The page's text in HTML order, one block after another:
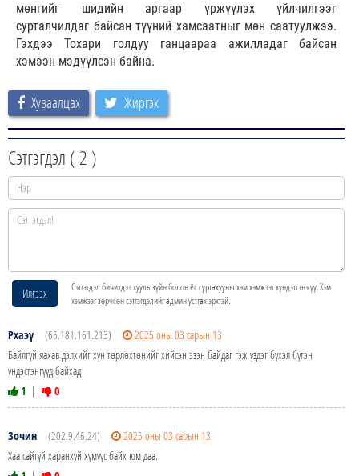
мөнгийг шидийн аргаар үржүүлэх үйлчилгээг
сурталчилдаг байсан түүний хамсаатныг мөн саатуулжээ.
Гэхдээ Тохари голдуу ганцаараа ажилладаг байсан
хэмээн мэдүүлсэн байна.
Хуваалцах Жиргэх
Сэтгэгдэл (2 )
Илгээх
Сэтгэгдэл бичихдээ хууль зүйн болон ёс суртахууны хэм хэмжээг хүндэтгэнэ үү. Хэм
хэмжээг зөрчсөн сэтгэгдэлийг админ устгах эрхтэй.
Рхаэү (66.181.161.213)
2025 оны 03 сарын 13
Байлгүй яахав дэлхийг хүн төрлөхтөнийг хийсэн эзэн байдаг гэж үздэг бүхэл бүтэн
үндэстэнгүүд байхад
1 | 0
Зочин (202.9.46.24)
2025 оны 03 сарын 13
Хаа сайгүй харанхуй хүмүүс байх юм даа.